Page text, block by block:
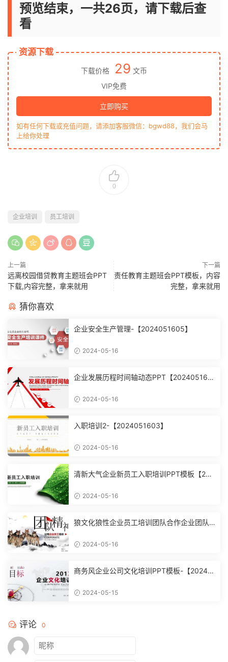
预览结束，一共26页，请下载后查
看
资源下载
下载价格 29 文币
VIP免费
立即购买
如有任何下载或充值问题，请添加客服微信：bgwd88，我们会马
上给你处理
0
企业培训 员工培训
上一篇
远离校园借贷教育主题班会PPT
下载,内容完整，拿来就用
下一篇
责任教育主题班会PPT模板，内容
完整，拿来就用
猜你喜欢
企业安全生产管理-【2024051605】
2024-05-16
企业发展历程时间轴动态PPT【202405160
2024-05-16
入职培训2-【2024051603】
2024-05-16
清新大气企业新员工入职培训PPT模板【202
2024-05-16
狼文化狼性企业员工培训团队合作企业团队
2024-05-16
商务风企业公司文化培训PPT模板-【20240
2024-05-15
评论 0